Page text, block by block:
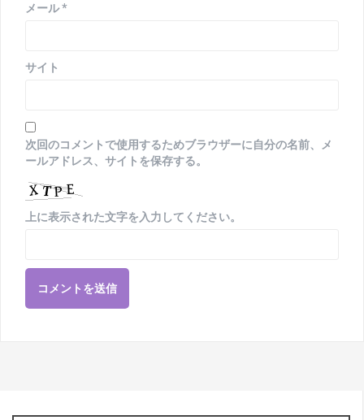
メール*
サイト
次回のコメントで使用するためブラウザーに自分の名前、メ
ールアドレス、サイトを保存する。
上に表示された文字を入力してください。